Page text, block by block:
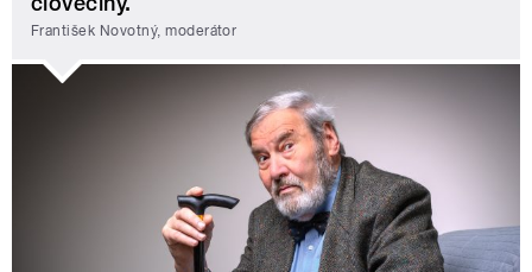
František Novotný, moderátor